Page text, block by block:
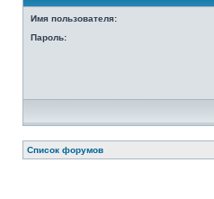
Имя пользователя:
Пароль:
Список форумов